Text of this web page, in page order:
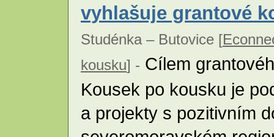
vyhlašuje grantové
Studénka – Butovice [
kousku] - Cílem
Kousek po kousku je
a projekty s pozitivním